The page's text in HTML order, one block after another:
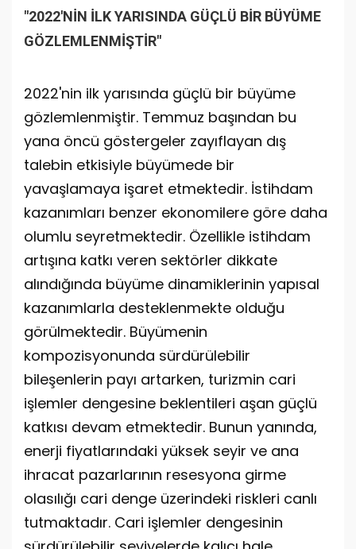
"2022'NİN İLK YARISINDA GÜÇLÜ BİR BÜYÜME
GÖZLEMLENMİŞTİR"
2022'nin ilk yarısında güçlü bir büyüme
gözlemlenmiştir. Temmuz başından bu
yana öncü göstergeler zayıflayan dış
talebin etkisiyle büyümede bir
yavaşlamaya işaret etmektedir. İstihdam
kazanımları benzer ekonomilere göre daha
olumlu seyretmektedir. Özellikle istihdam
artışına katkı veren sektörler dikkate
alındığında büyüme dinamiklerinin yapısal
kazanımlarla desteklenmekte olduğu
görülmektedir. Büyümenin
kompozisyonunda sürdürülebilir
bileşenlerin payı artarken, turizmin cari
işlemler dengesine beklentileri aşan güçlü
katkısı devam etmektedir. Bunun yanında,
enerji fiyatlarındaki yüksek seyir ve ana
ihracat pazarlarının resesyona girme
olasılığı cari denge üzerindeki riskleri canlı
tutmaktadır. Cari işlemler dengesinin